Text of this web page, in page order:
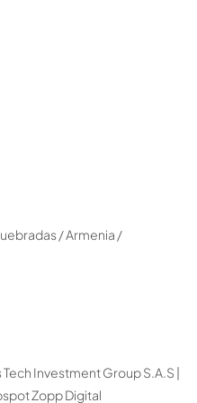
/ Armenia /
Investment Group S.A.S |
Zopp Digital